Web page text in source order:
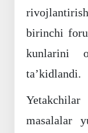
birinchi
kunlarini
taʼkidlandi.
masalalar